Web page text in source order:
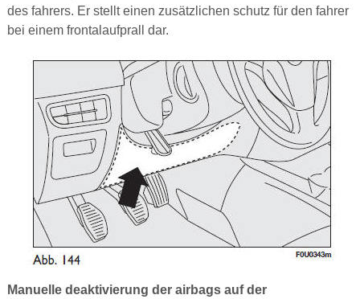
des fahrers. Er stellt einen zusätzlichen schutz für den fahrer
bei einem frontalaufprall dar.
Manuelle deaktivierung der airbags auf der